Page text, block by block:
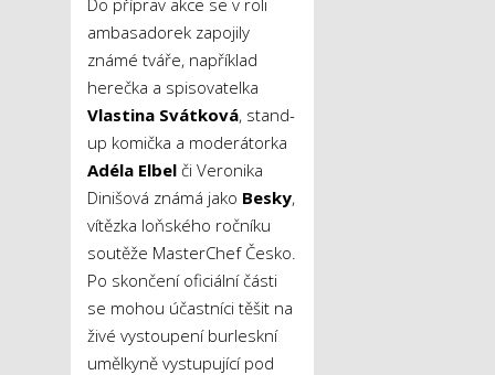
ambasadorek zapojily
známé tváře, například
herečka a spisovatelka
Vlastina Svátková, stand-
up komička a moderátorka
Adéla Elbel či Veronika
Dinišová známá jako Besky,
vítězka loňského ročníku
soutěže MasterChef Česko.
Po skončení oficiální části
se mohou účastníci těšit na
živé vystoupení burleskní
umělkyně vystupující pod